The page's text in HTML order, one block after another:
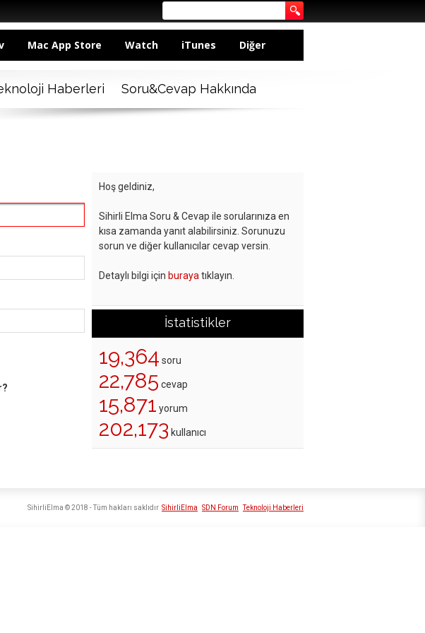
Mac App Store Watch iTunes Diğer
Haberleri Soru&Cevap Hakkında
Hoş geldiniz,
Sihirli Elma Soru & Cevap ile sorularınıza en
kısa zamanda yanıt alabilirsiniz. Sorunuzu
sorun ve diğer kullanıcılar cevap versin.
Detaylı bilgi için buraya tıklayın.
İstatistikler
19,364 soru
22,785 cevap
15,871 yorum
202,173 kullanıcı
SihirliElma SDN Forum Teknoloji Haberleri
SihirliElma © 2018 - Tüm hakları saklıdır